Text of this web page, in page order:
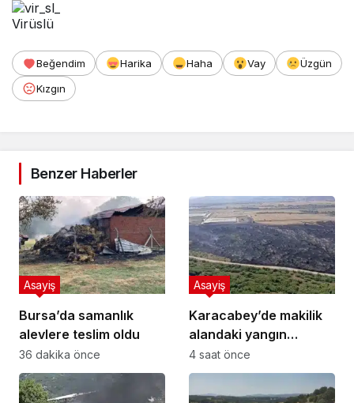
Virüslü
Beğendim Harika Haha Vay
Üzgün
Kızgın
Benzer Haberler
Bursa’da samanlık
alevlere teslim oldu
Asayiş
36 dakika önce
Karacabey’de makilik
alandaki yangın
fabrikaya ulaşmadan
söndürüldü
Asayiş
4 saat önce